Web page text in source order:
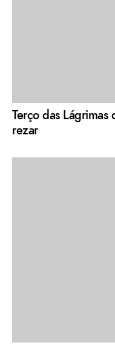
Terço das
rezar